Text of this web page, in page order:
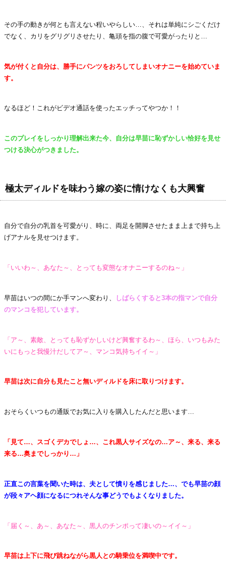
その手の動きが何とも言えない程いやらしい…、それは単純にシごくだけ
でなく、カリをグリグリさせたり、亀頭を指の腹で可愛がったりと…
気が付くと自分は、勝手にパンツをおろしてしまいオナニーを始めていま
す。
なるほど！これがビデオ通話を使ったエッチってやつか！！
このプレイをしっかり理解出来た今、自分は早苗に恥ずかしい恰好を見せ
つける決心がつきました。
極太ディルドを味わう嫁の姿に情けなくも大興奮
自分で自分の乳首を可愛がり、時に、両足を開脚させたまま上まで持ち上
げアナルを見せつけます。
「いいわ～、あなた～、とっても変態なオナニーするのね～」
早苗はいつの間にか手マンへ変わり、
しばらくすると3本の指マンで自分
のマンコを犯しています。
「ア～、素敵、とっても恥ずかしいけど興奮するわ～、ほら、いつもみた
いにもっと我慢汁だしてア～、マンコ気持ちイイ～」
早苗は次に自分も見たこと無いディルドを床に取りつけます。
おそらくいつもの通販でお気に入りを購入したんだと思います…
「見て…、スゴくデカでしょ…、これ黒人サイズなの…ア～、来る、来る
来る…奥までしっかり…」
正直この言葉を聞いた時は、夫として憤りを感じました…、でも早苗の顔
が段々アヘ顔になるにつれそんな事どうでもよくなりました。
「届く～、あ～、あなた～、黒人のチンポって凄いの～イイ～」
早苗は上下に飛び跳ねながら黒人との騎乗位を満喫中です。